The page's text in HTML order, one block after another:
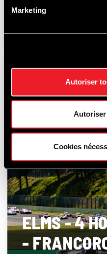
Marketing
Autoriser
Cookies
15-16
ELMS - 4
-